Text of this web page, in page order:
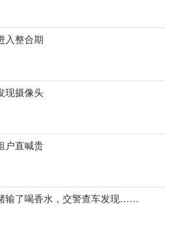
入整合期
现摄像头
户直喊贵
输了喝香水，交警查车发现……